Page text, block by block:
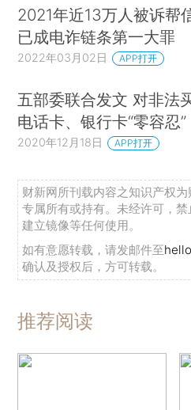
2021年近13万人被诉帮
已成电诈链条第一大罪
2022年03月02日 APP打开
五部委联合发文 对非法
电话卡、银行卡“零容忍”
2020年12月18日 APP打开
财新网所刊载内容之知识产权
专属所有或持有。未经许可，
建立镜像等任何使用。
如有意愿转载，请发邮件至
确认及授权后，方可转载。
推荐阅读